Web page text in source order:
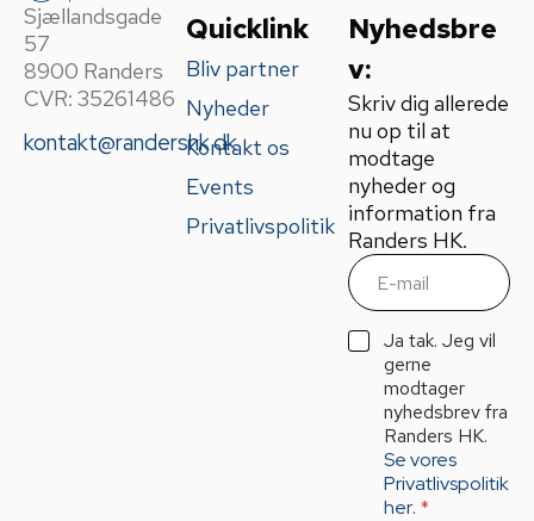
Sjællandsgade
57
8900 Randers
CVR: 35261486
kontakt@randershk.dk
Quicklink
Bliv partner
Nyheder
Kontakt os
Events
Privatlivspolitik
Nyhedsbre
v:
Skriv dig allerede
nu op til at
modtage
nyheder og
information fra
Randers HK.
E
m
a
i
l
G
Ja tak. Jeg vil
gerne
modtager
nyhedsbrev fra
Randers HK.
Se vores
Privatlivspolitik
her. *